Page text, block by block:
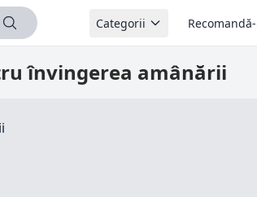
Categorii
învingerea amânării